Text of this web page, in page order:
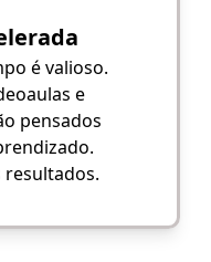
é valioso.
e
pensados
resultados.